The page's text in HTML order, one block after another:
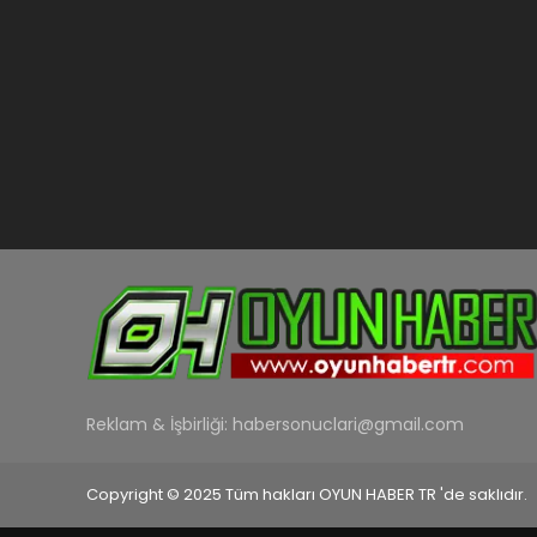
Reklam & İşbirliği: habersonuclari@gmail.com
Copyright © 2025 Tüm hakları OYUN HABER TR 'de saklıdır.